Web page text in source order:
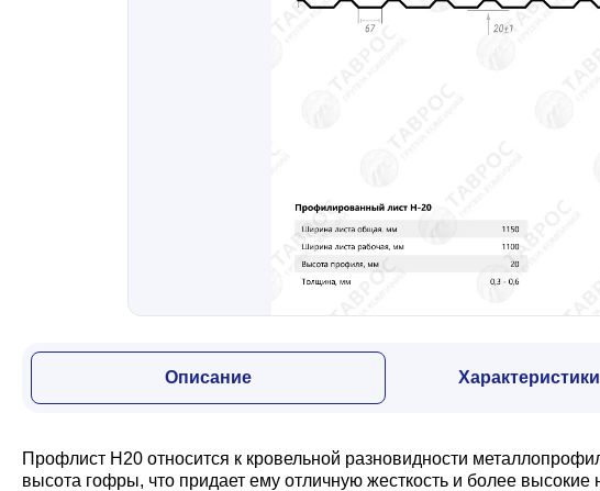
Водосточная система
Профили для гипсокартона
Описание
Профлист Н20 относится к кровельной разновидности
высота гофры, что придает ему отличную жесткость и более